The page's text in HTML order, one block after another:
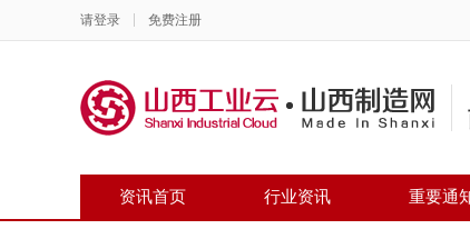
请登录 免费注册
资讯首页 行业资讯 重要通